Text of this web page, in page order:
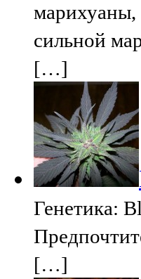
марихуаны,
сильной
[…]
Генетика:
[…]